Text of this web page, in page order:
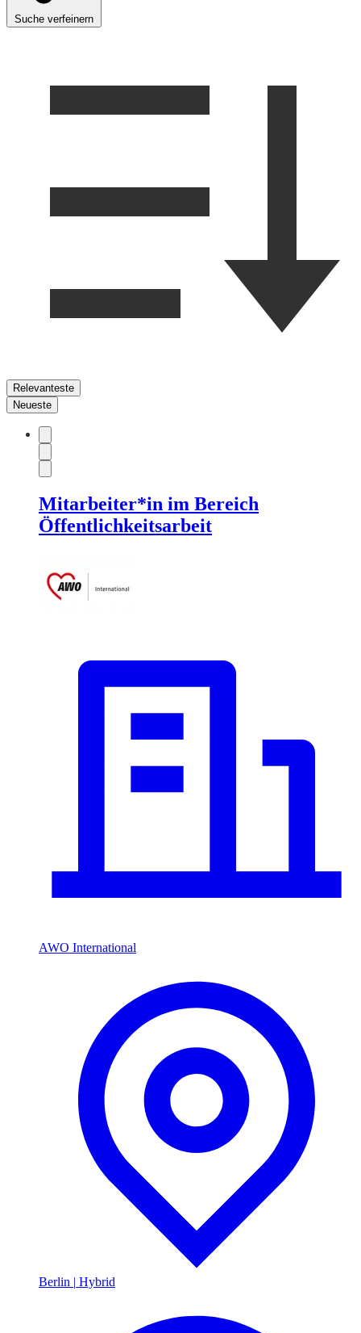
Suche verfeinern
Relevanteste
Neueste
Mitarbeiter*in im Bereich
Öffentlichkeitsarbeit
AWO International
Berlin | Hybrid